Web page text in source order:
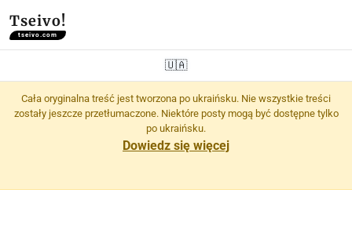
Tseivo!
tseivo.com
🇺🇦
Cała oryginalna treść jest tworzona po ukraińsku. Nie wszystkie treści
zostały jeszcze przetłumaczone. Niektóre posty mogą być dostępne tylko
po ukraińsku.
Dowiedz się więcej